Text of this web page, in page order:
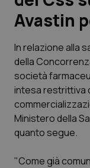
Lavoro e
Scienza e
Studi e Analisi
Lettere al
Avastin
In relazione alla
della
società
intesa restrittiva
Ministero della
quanto segue.
"Come già